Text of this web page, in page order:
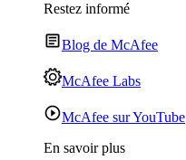
Restez informé
Blog de McAfee
McAfee Labs
McAfee sur YouTube
En savoir plus